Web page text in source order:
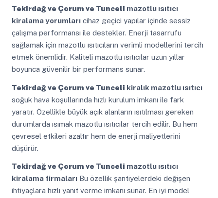
Tekirdağ ve Çorum ve Tunceli mazotlu ısıtıcı
kiralama yorumlarıcihaz geçici yapılar içinde sessiz
çalışma performansı ile destekler. Enerji tasarrufu
sağlamak için mazotlu ısıtıcıların verimli modellerini tercih
etmek önemlidir. Kaliteli mazotlu ısıtıcılar uzun yıllar
boyunca güvenilir bir performans sunar.
Tekirdağ ve Çorum ve Tunceli kiralık mazotlu ısıtıcı
soğuk hava koşullarında hızlı kurulum imkanı ile fark
yaratır. Özellikle büyük açık alanların ısıtılması gereken
durumlarda ısımak mazotlu ısıtıcılar tercih edilir. Bu hem
çevresel etkileri azaltır hem de enerji maliyetlerini
düşürür.
Tekirdağ ve Çorum ve Tunceli mazotlu ısıtıcı
kiralama firmalarıBu özellik şantiyelerdeki değişen
ihtiyaçlara hızlı yanıt verme imkanı sunar. En iyi model